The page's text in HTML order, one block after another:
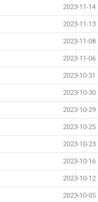
2023-11-14
2023-11-13
2023-11-08
2023-11-06
2023-10-31
2023-10-30
2023-10-29
2023-10-25
2023-10-23
2023-10-16
2023-10-12
2023-10-05